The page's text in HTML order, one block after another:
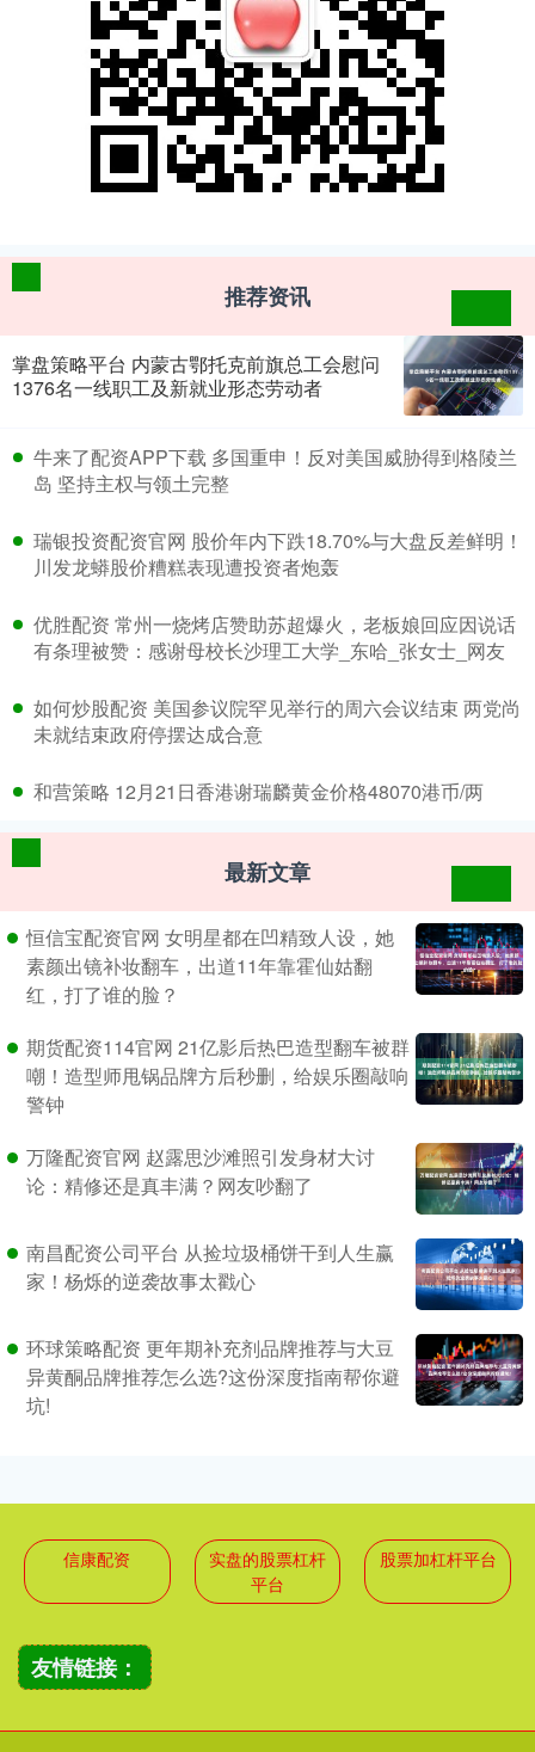
推荐资讯
掌盘策略平台 内蒙古鄂托克前旗总工会慰问
1376名一线职工及新就业形态劳动者
​牛来了配资APP下载 多国重申！反对美国威胁得到格陵兰
岛 坚持主权与领土完整
​瑞银投资配资官网 股价年内下跌18.70%与大盘反差鲜明！
川发龙蟒股价糟糕表现遭投资者炮轰
​优胜配资 常州一烧烤店赞助苏超爆火，老板娘回应因说话
有条理被赞：感谢母校长沙理工大学_东哈_张女士_网友
​如何炒股配资 美国参议院罕见举行的周六会议结束 两党尚
未就结束政府停摆达成合意
​和营策略 12月21日香港谢瑞麟黄金价格48070港币/两
最新文章
恒信宝配资官网 女明星都在凹精致人设，她
素颜出镜补妆翻车，出道11年靠霍仙姑翻
红，打了谁的脸？
期货配资114官网 21亿影后热巴造型翻车被群
嘲！造型师甩锅品牌方后秒删，给娱乐圈敲响
警钟
万隆配资官网 赵露思沙滩照引发身材大讨
论：精修还是真丰满？网友吵翻了
南昌配资公司平台 从捡垃圾桶饼干到人生赢
家！杨烁的逆袭故事太戳心
环球策略配资 更年期补充剂品牌推荐与大豆
异黄酮品牌推荐怎么选?这份深度指南帮你避
坑!
信康配资
实盘的股票杠杆
平台
股票加杠杆平台
友情链接：